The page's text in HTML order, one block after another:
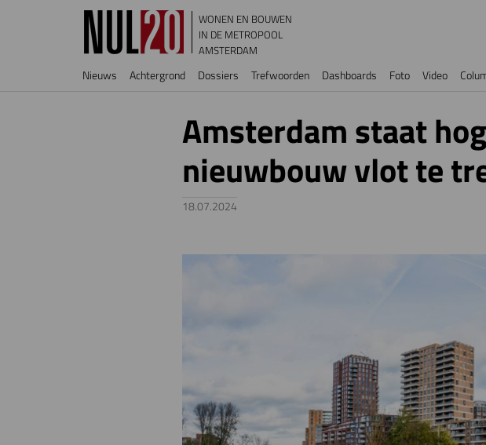
Overslaan en naar de inhoud gaan
WONEN EN BOUWEN
IN DE METROPOOL
AMSTERDAM
Hoofdnavigatie
Nieuws Achtergrond Dossiers Trefwoorden Dashboards Foto Video
Amsterdam staat
nieuwbouw vlot te
18.07.2024